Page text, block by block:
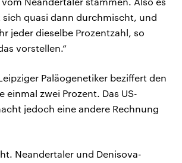
sich quasi dann durchmischt, und
jeder dieselbe Prozentzahl, so
vorstellen.“
Paläogenetiker beziffert den
einmal zwei Prozent. Das US-
jedoch eine andere Rechnung
Neandertaler und Denisova-